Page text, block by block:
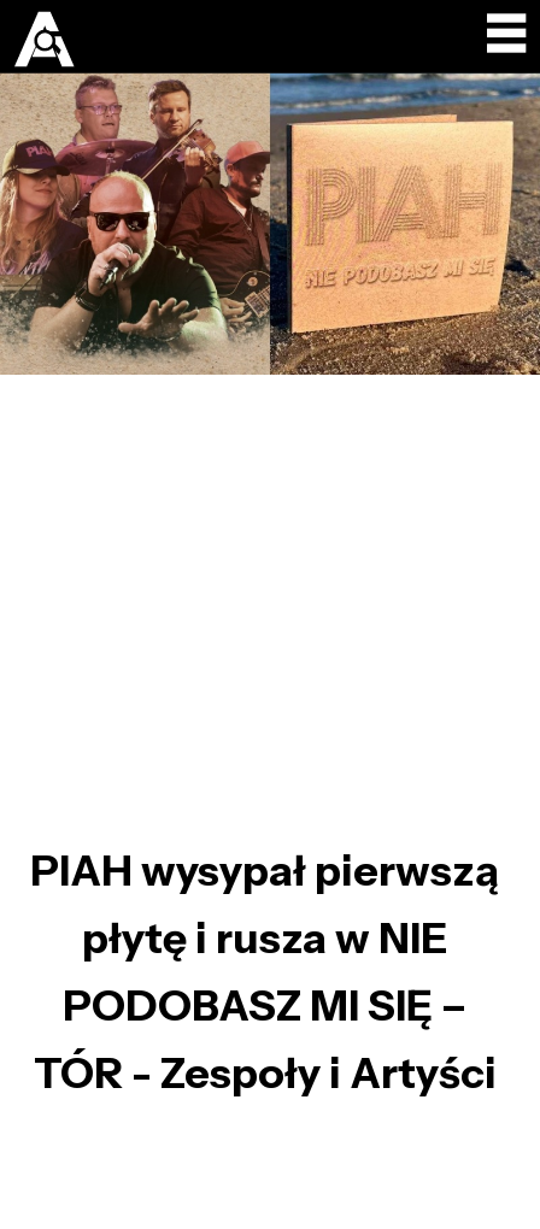
PIAH wysypał pierwszą
płytę i rusza w NIE
PODOBASZ MI SIĘ –
TÓR - Zespoły i Artyści